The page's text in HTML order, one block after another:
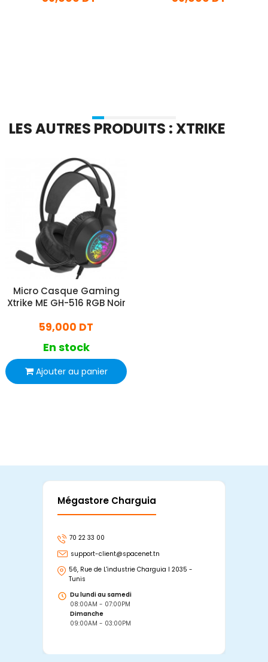
LES AUTRES PRODUITS : XTRIKE
Micro Casque Gaming
Xtrike ME GH-516 RGB Noir
59,000 DT
En stock
Ajouter au panier
Mégastore Charguia
70 22 33 00
support-client@spacenet.tn
56, Rue de L'industrie Charguia I 2035 -
Tunis
Du lundi au samedi
08:00AM - 07:00PM
Dimanche
09:00AM - 03:00PM